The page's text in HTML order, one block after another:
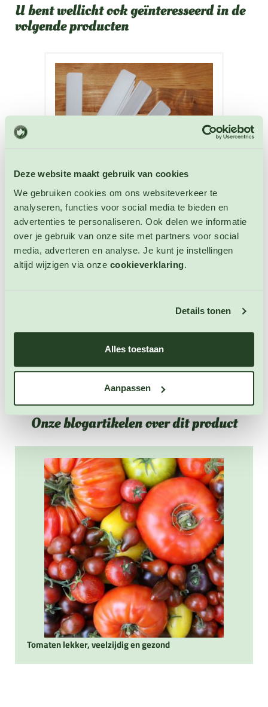
Deze website maakt gebruik van cookies
We gebruiken cookies om ons websiteverkeer te
analyseren, functies voor social media te bieden en
advertenties te personaliseren. Ook delen we informatie
over je gebruik van onze site met partners voor social
media, adverteren en analyse. Je kunt je instellingen
altijd wijzigen via onze cookieverklaring.
Details tonen
Alles toestaan
Aanpassen
U bent wellicht ook geïnteresseerd in de
volgende producten
Plastic Labels 14 cm x 1,7 cm wit
Plantlabels
OP VOORRAAD
Onze blogartikelen over dit product
Tomaten lekker, veelzijdig en gezond